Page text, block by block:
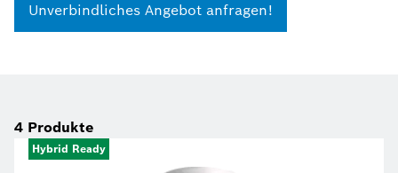
Unverbindliches Angebot anfragen!
4 Produkte
Hybrid Ready